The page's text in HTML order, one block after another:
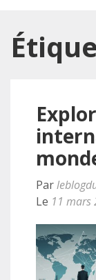
Par
Le 11 mars